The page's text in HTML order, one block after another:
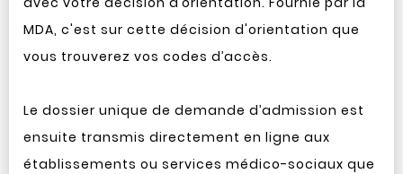
MDA, c'est sur cette décision d'orientation que
vous trouverez vos codes d’accès.
Le dossier unique de demande d’admission est
ensuite transmis directement en ligne aux
établissements ou services médico-sociaux que